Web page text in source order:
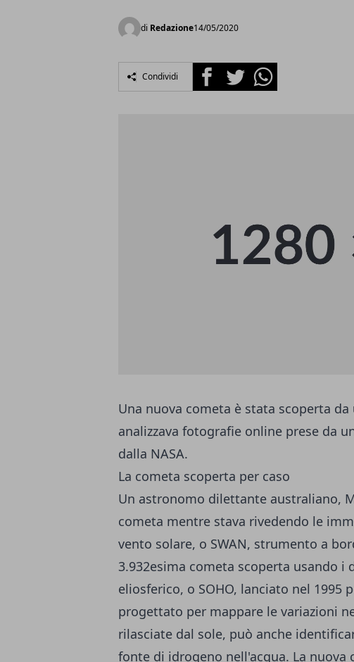
di Redazione14/05/2020
Condividi FacebookTwitterWhatsapp
Una nuova cometa è stata scoperta
analizzava fotografie online prese da
dalla NASA.
La cometa scoperta per caso
Un astronomo dilettante australiano,
cometa mentre stava rivedendo le
vento solare, o SWAN, strumento a
3.932esima cometa scoperta usando i
eliosferico, o SOHO, lanciato nel 1995
progettato per mappare le variazioni
rilasciate dal sole, può anche
fonte di idrogeno nell'acqua. La